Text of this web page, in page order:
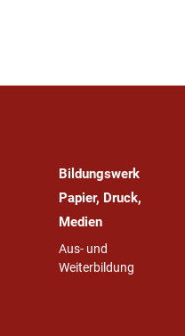
Bildungswerk
Papier, Druck,
Medien
Aus- und
Weiterbildung